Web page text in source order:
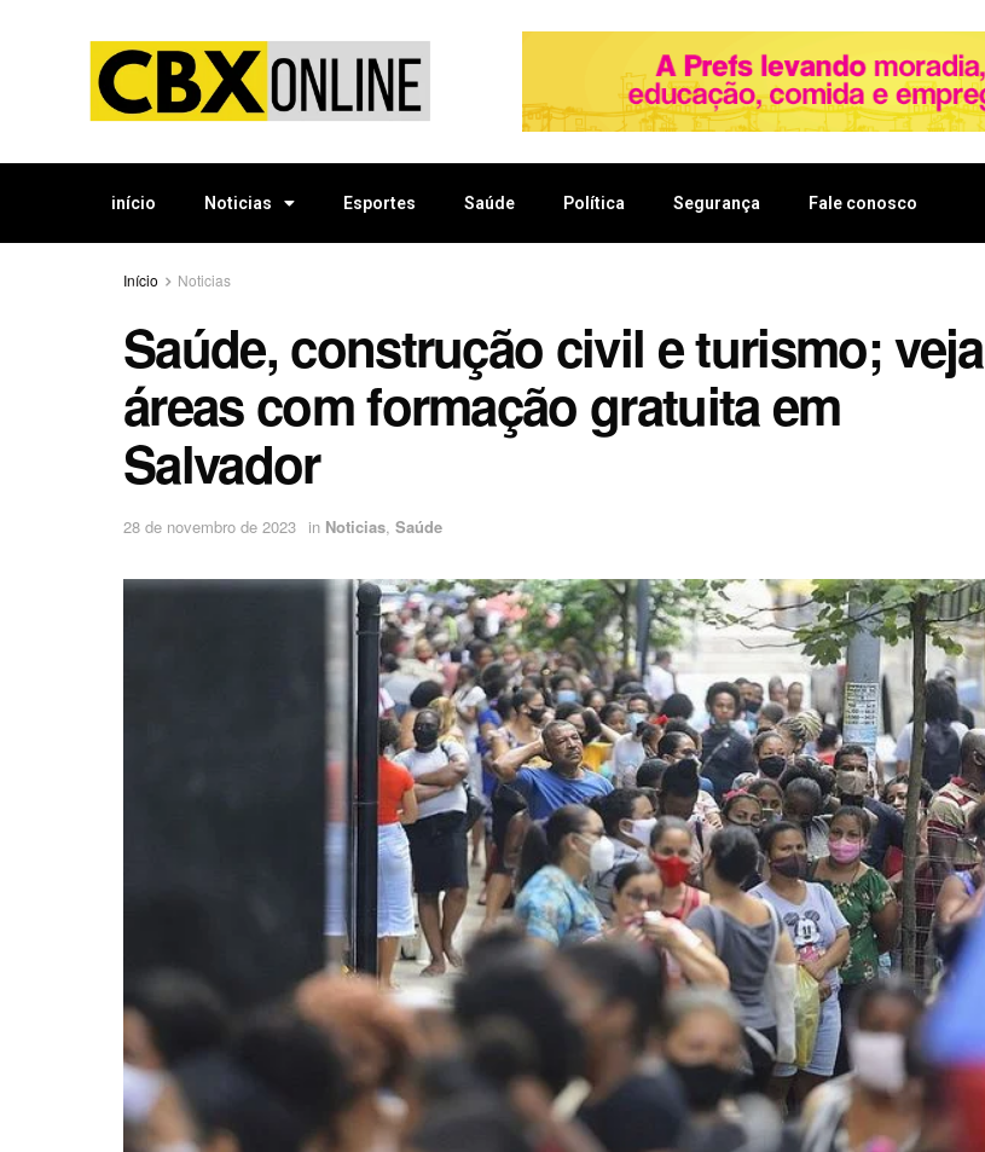
início Noticias Esportes Saúde Política Segurança Fale conosco
Início Noticias
Saúde, construção civil e turismo; veja
áreas com formação gratuita em
Salvador
28 de novembro de 2023 in Noticias, Saúde